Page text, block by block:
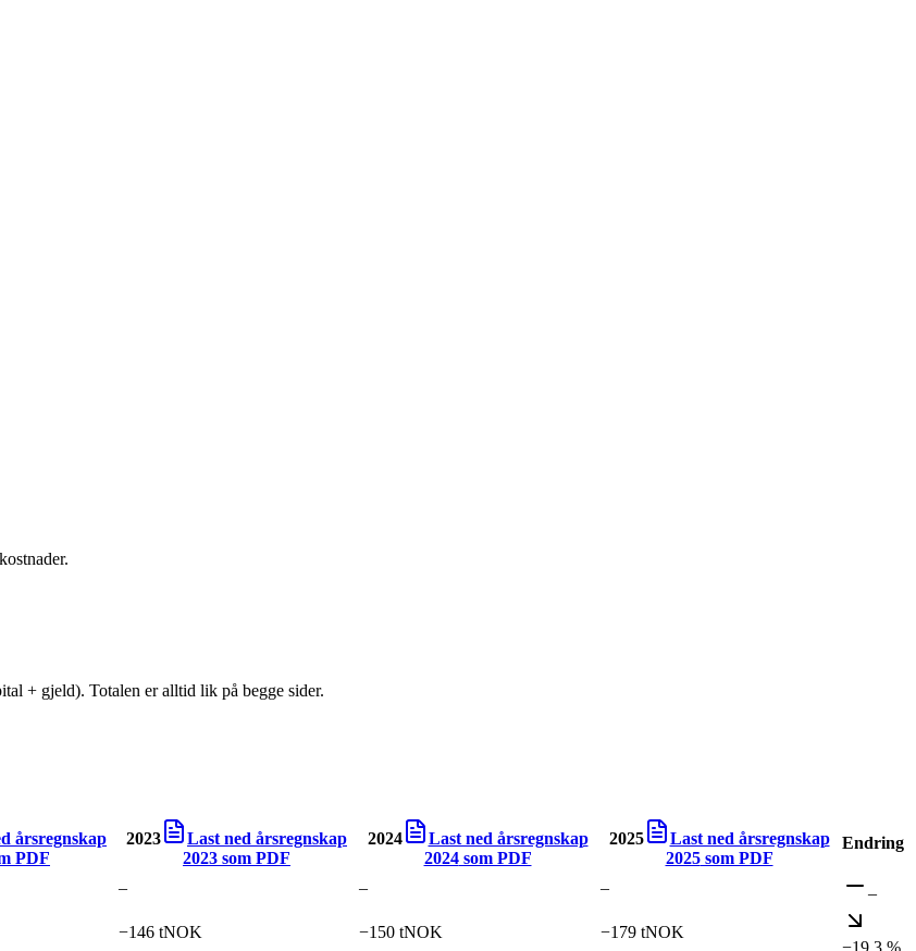
+ gjeld). Totalen er alltid lik på begge sider.
årsregnskap
PDF
2023
Last ned årsregnskap
2023 som PDF
2024
Last ned årsregnskap
2024som PDF
2025
Last ned årsregnskap
2025som PDF
Endring
– – – –
−146 tNOK −150 tNOK
−179 tNOK